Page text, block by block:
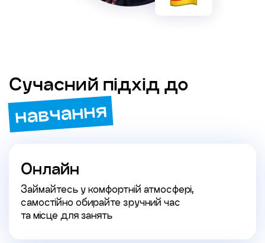
Сучасний підхід до
навчання
Онлайн
Займайтесь у комфортній атмосфері,
самостійно обирайте зручний час
та місце для занять